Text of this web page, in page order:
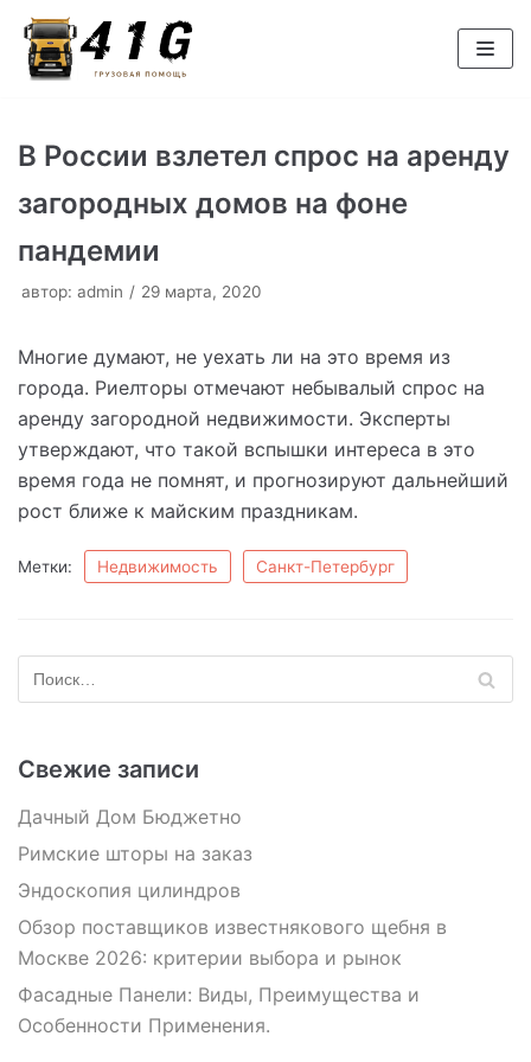
Перейти
к
В России взлетел спрос на аренду
загородных домов на фоне
пандемии
автор: admin 29 марта, 2020
Многие думают, не уехать ли на это время из
города. Риелторы отмечают небывалый спрос на
аренду загородной недвижимости. Эксперты
утверждают, что такой вспышки интереса в это
время года не помнят, и прогнозируют дальнейший
рост ближе к майским праздникам.
Метки: Недвижимость Санкт-Петербург
Свежие записи
Дачный Дом Бюджетно
Римские шторы на заказ
Эндоскопия цилиндров
Обзор поставщиков известнякового щебня в
Москве 2026: критерии выбора и рынок
Фасадные Панели: Виды, Преимущества и
Особенности Применения.